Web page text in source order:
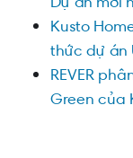
Kusto
thức dự án
REVER
Green của